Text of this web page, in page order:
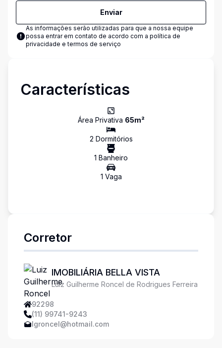
Enviar
As informações serão utilizadas para que a nossa equipe
possa entrar em contato de acordo com a política de
privacidade e termos de serviço
Características
Área Privativa 65m²
2 Dormitórios
1 Banheiro
1 Vaga
Corretor
IMOBILIÁRIA BELLA VISTA
Luiz Guilherme Roncel de Rodrigues Ferreira
92298
(11) 99741-9243
lgroncel@hotmail.com